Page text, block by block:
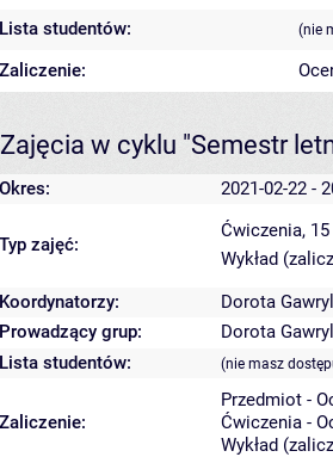
Lista studentów: (nie
Zaliczenie:
Zajęcia w cyklu "Semestr
Okres: 2021-02-22 -
Typ zajęć:
Ćwiczenia,
Wykład
Koordynatorzy:
Dorota
Prowadzący grup:
Dorota
Lista studentów:
(nie masz
Zaliczenie:
Przedmiot -
Ćwiczenia -
Wykład